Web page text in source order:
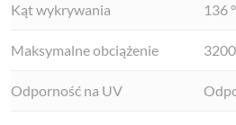
Kąt wykrywania 136 °
Maksymalne obciążenie
Odporność na UV